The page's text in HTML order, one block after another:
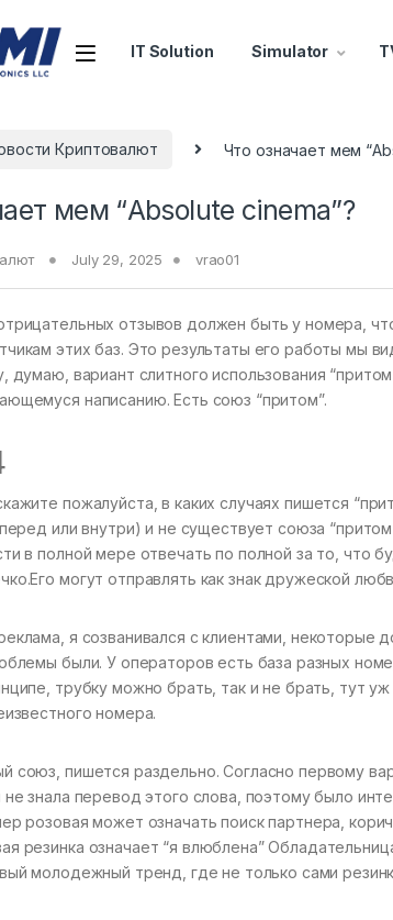
IT Solution Simulator
Криптовалют Что означает мем
мем “Absolute cinema”?
July 29, 2025 vrao01
отзывов должен быть у номера,
этих баз. Это результаты его работы мы
думаю, вариант слитного использования
написанию. Есть союз “притом”.
пожалуйста, в каких случаях пишется
или внутри) и не существует союза
в полной мере отвечать по полной за то, что
могут отправлять как знак дружеской
я созванивался с клиентами, некоторые
были. У операторов есть база разных
трубку можно брать, так и не брать, тут
номера.
союз, пишется раздельно. Согласно первому
знала перевод этого слова, поэтому было
розовая может означать поиск партнера,
резинка означает “я влюблена”
молодежный тренд, где не только сами